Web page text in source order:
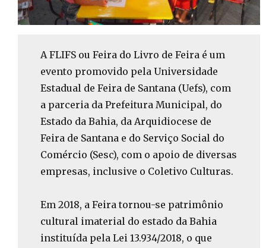
A FLIFS ou Feira do Livro de Feira é um
evento promovido pela Universidade
Estadual de Feira de Santana (Uefs), com
a parceria da Prefeitura Municipal, do
Estado da Bahia, da Arquidiocese de
Feira de Santana e do Serviço Social do
Comércio (Sesc), com o apoio de diversas
empresas, inclusive o Coletivo Culturas.
Em 2018, a Feira tornou-se patrimônio
cultural imaterial do estado da Bahia
instituída pela Lei 13.934/2018, o que